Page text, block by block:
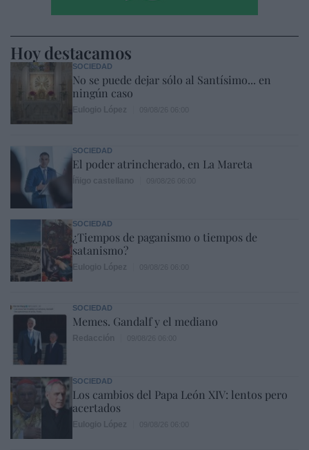
Hoy destacamos
SOCIEDAD
No se puede dejar sólo al Santísimo... en
ningún caso
SOCIEDAD
El poder atrincherado, en La Mareta
SOCIEDAD
¿Tiempos de paganismo o tiempos de
satanismo?
SOCIEDAD
Memes. Gandalf y el mediano
SOCIEDAD
Los cambios del Papa León XIV: lentos pero
acertados